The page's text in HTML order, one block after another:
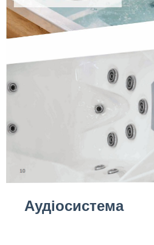
Аудіосистема